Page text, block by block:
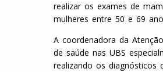
realizar os exames de
mulheres entre 50 e 69
A coordenadora da
de saúde nas UBS
realizando os